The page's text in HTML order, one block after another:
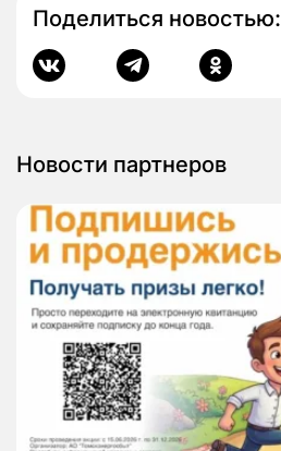
Поделиться новостью:
Новости партнеров